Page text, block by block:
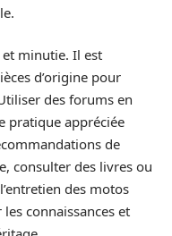
minutie. Il est
d’origine pour
des forums en
pratique appréciée
de
consulter des livres ou
des motos
connaissances et